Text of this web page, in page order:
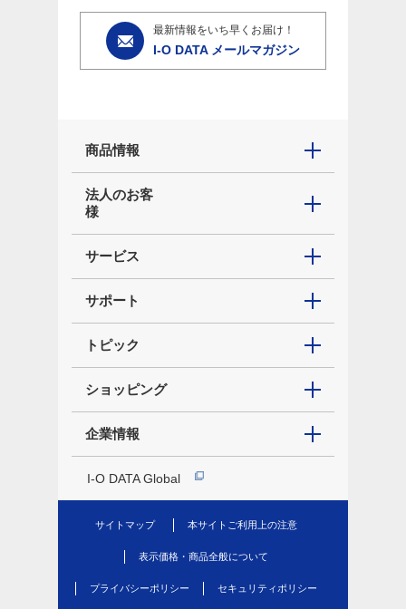
最新情報をいち早くお届け！
I-O DATA メールマガジン
商品情報
法人のお客
様
サービス
サポート
トピック
ショッピング
企業情報
I-O DATA Global
サイトマップ 本サイトご利用上の注意
表示価格・商品全般について
プライバシーポリシー セキュリティポリシー